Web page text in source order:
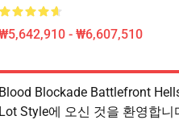
- ₩6,607,510
Blood Blockade Battlefront
Lot Style에 오신 것을 환영합니